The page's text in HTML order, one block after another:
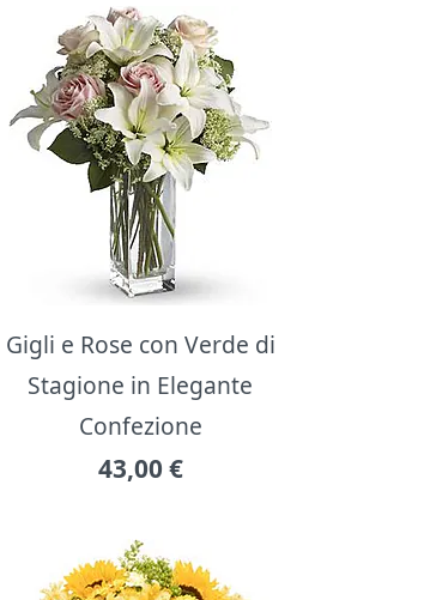
Gigli e Rose con Verde di
Stagione in Elegante
Confezione
43,00 €